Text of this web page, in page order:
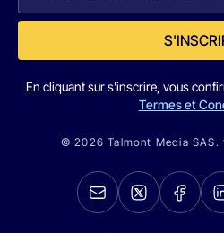
En cliquant sur s'inscrire, vous
Termes et
© 2026 Talmont Media